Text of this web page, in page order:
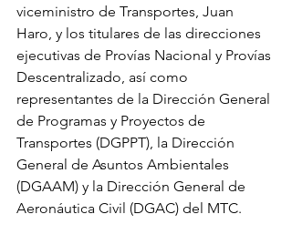
viceministro de Transportes, Juan
Haro, y los titulares de las direcciones
ejecutivas de Provías Nacional y Provías
Descentralizado, así como
representantes de la Dirección General
de Programas y Proyectos de
Transportes (DGPPT), la Dirección
General de Asuntos Ambientales
(DGAAM) y la Dirección General de
Aeronáutica Civil (DGAC) del MTC.